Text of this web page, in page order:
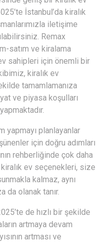
İstanbul’da kiralık
iletişime
Remax
satım ve kiralama
sahipleri için önemli bir
kiralık ev
tamamlamanıza
ve piyasa koşulları
yapmayı planlayanlar
için doğru adımları
rehberliğinde çok daha
kiralık ev seçenekleri, size
kalmaz, aynı
da olanak tanır.
de hızlı bir şekilde
artmaya devam
artması ve